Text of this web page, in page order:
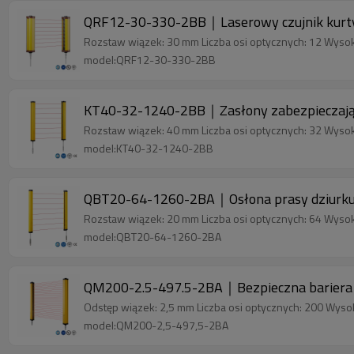
QRF12-30-330-2BB｜Laserowy czujnik
Rozstaw wiązek: 30 mm Liczba osi optycznych: 12
model:QRF12-30-330-2BB
KT40-32-1240-2BB｜Zasłony
Rozstaw wiązek: 40 mm Liczba osi optycznych: 32
model:KT40-32-1240-2BB
QBT20-64-1260-2BA｜Osłona prasy
Rozstaw wiązek: 20 mm Liczba osi optycznych: 64
model:QBT20-64-1260-2BA
QM200-2.5-497.5-2BA｜Bezpieczna
Odstęp wiązek: 2,5 mm Liczba osi optycznych: 200
model:QM200-2,5-497,5-2BA